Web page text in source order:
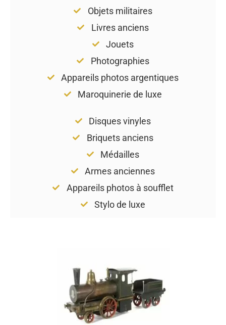
Objets militaires
Livres anciens
Jouets
Photographies
Appareils photos argentiques
Maroquinerie de luxe
Disques vinyles
Briquets anciens
Médailles
Armes anciennes
Appareils photos à soufflet
Stylo de luxe